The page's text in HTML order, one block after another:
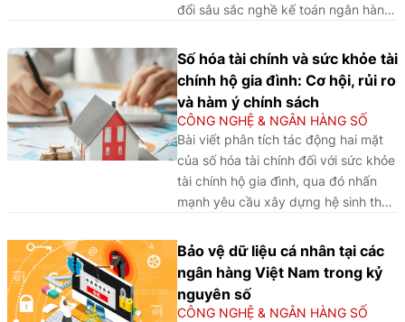
đổi sâu sắc nghề kế toán ngân hàng,
nghiệp vụ mà còn ở vai trò, kỹ năng
và bản sắc nghề nghiệp của kế toán
viên trong kỷ nguyên số.
Số hóa tài chính và sức khỏe tài
chính hộ gia đình: Cơ hội, rủi ro
và hàm ý chính sách
CÔNG NGHỆ & NGÂN HÀNG SỐ
Bài viết phân tích tác động hai mặt
của số hóa tài chính đối với sức khỏe
tài chính hộ gia đình, qua đó nhấn
mạnh yêu cầu xây dựng hệ sinh thái
vững trong kỷ nguyên chuyển đổi
Bảo vệ dữ liệu cá nhân tại các
ngân hàng Việt Nam trong kỷ
nguyên số
CÔNG NGHỆ & NGÂN HÀNG SỐ